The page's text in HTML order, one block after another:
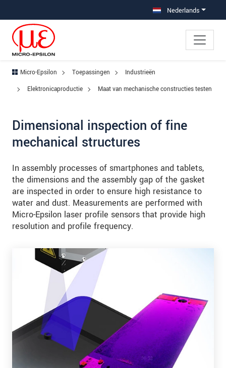
Nederlands
Micro-Epsilon Toepassingen
Industrieën
Elektronicaproductie
Maat van mechanische constructies testen
Dimensional inspection of fine
mechanical structures
In assembly processes of smartphones and tablets,
the dimensions and the assembly gap of the gasket
are inspected in order to ensure high resistance to
water and dust. Measurements are performed with
Micro-Epsilon laser profile sensors that provide high
resolution and profile frequency.